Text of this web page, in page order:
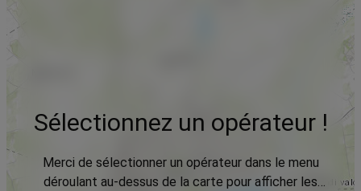
Sélectionnez un opérateur !
Merci de sélectionner un opérateur dans le menu
déroulant au-dessus de la carte pour afficher les